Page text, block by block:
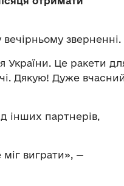
зверненні.
України. Це ракети
Дякую! Дуже вчасний
інших партнерів,
виграти», —